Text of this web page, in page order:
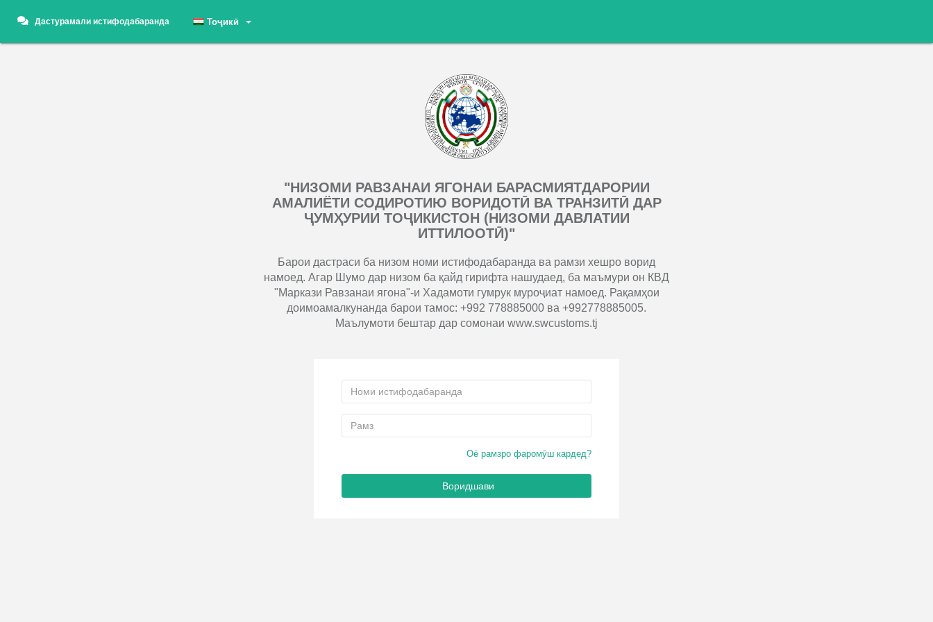
Дастурамали истифодабаранда Тоҷикӣ
"НИЗОМИ РАВЗАНАИ ЯГОНАИ БАРАСМИЯТДАРОРИИ
АМАЛИЁТИ СОДИРОТИЮ ВОРИДОТӢ ВА ТРАНЗИТӢ ДАР
ҶУМҲУРИИ ТОҶИКИСТОН (НИЗОМИ ДАВЛАТИИ
ИТТИЛООТӢ)"
Барои дастраси ба низом номи истифодабаранда ва рамзи хешро ворид
намоед. Агар Шумо дар низом ба қайд гирифта нашудаед, ба маъмури он КВД
"Маркази Равзанаи ягона"-и Хадамоти гумрук муроҷиат намоед. Рақамҳои
доимоамалкунанда барои тамос: +992 778885000 ва +992778885005.
Маълумоти бештар дар сомонаи www.swcustoms.tj
Оё рамзро фаромӯш кардед?
Воридшави